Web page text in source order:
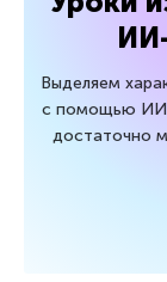
Выделяем
с помощью ИИ-
достаточно